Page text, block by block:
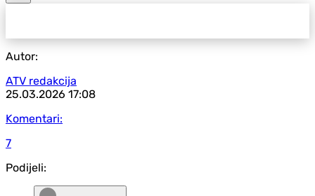
Autor:
ATV redakcija
25.03.2026 17:08
Komentari:
7
Podijeli: